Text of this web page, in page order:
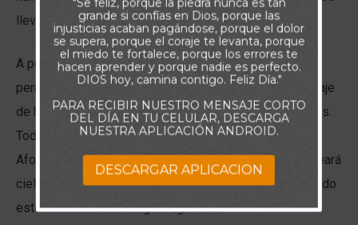
lleva a preguntar: ¿Hay algo que sea firme?
A pesar de lo aterradoras que parecen estas cosas,
permítame darle un ejemplo aun más grande. En el pasaje
de hoy, vemos que los cielos y la tierra serán sacudidos.
Todo será destruido —quemado, para ser exacto.
Afortunadamente, tenemos la promesa de que Dios creará
cielos y tierra nuevos, pero mientras tanto nuestro mundo
estará sometido a una gran agitación.
grande si confías en Dios, porque las
injusticias acaban pagándose, porque el dolor
se supera, porque el coraje te levanta, porque
el miedo te fortalece, porque los errores te
hacen aprender y porque nadie es perfecto.
DIOS hoy, camina contigo. Feliz Día."
PARA RECIBIR NUESTRO MENSAJE CORTO
DEL DÍA EN TU CELULAR, DESCARGA
NUESTRA APLICACIÓN ANDROID.
DESCARGAR APLICACION